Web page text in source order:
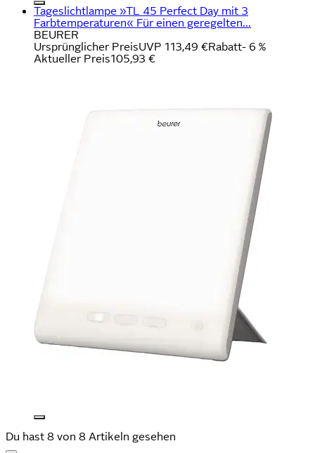
Tageslichtlampe »TL 45 Perfect Day mit 3
Farbtemperaturen« Für einen geregelten...
BEURER
Ursprünglicher PreisUVP 113,49 €Rabatt- 6 %
Aktueller Preis105,93 €
Du hast 8 von 8 Artikeln gesehen